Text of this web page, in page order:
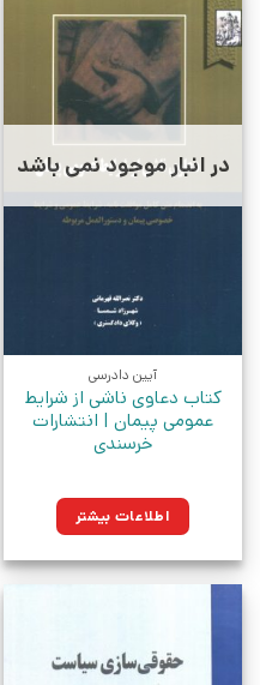
در انبار موجود نمی باشد
آیین دادرسی
کتاب دعاوی ناشی از شرایط
عمومی پیمان | انتشارات
خرسندی
اطلاعات بیشتر